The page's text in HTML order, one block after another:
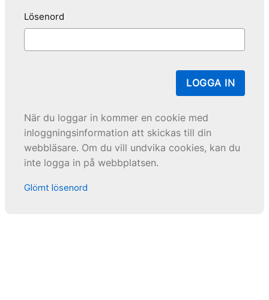
Lösenord
LOGGA IN
När du loggar in kommer en cookie med
inloggningsinformation att skickas till din
webbläsare. Om du vill undvika cookies, kan du
inte logga in på webbplatsen.
Glömt lösenord